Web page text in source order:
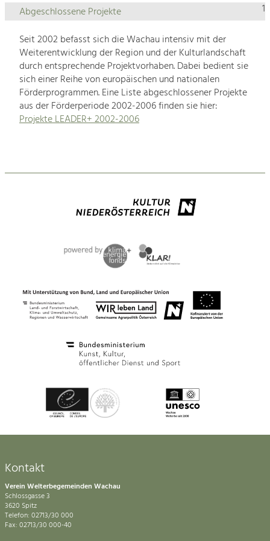
1
Abgeschlossene Projekte
Seit 2002 befasst sich die Wachau intensiv mit der
Weiterentwicklung der Region und der Kulturlandschaft
durch entsprechende Projektvorhaben. Dabei bedient sie
sich einer Reihe von europäischen und nationalen
Förderprogrammen. Eine Liste abgeschlossener Projekte
aus der Förderperiode 2002-2006 finden sie hier:
Projekte LEADER+ 2002-2006
Kontakt
Verein Welterbegemeinden Wachau
Schlossgasse 3
3620 Spitz
Telefon: 02713/30 000
Fax: 02713/30 000-40